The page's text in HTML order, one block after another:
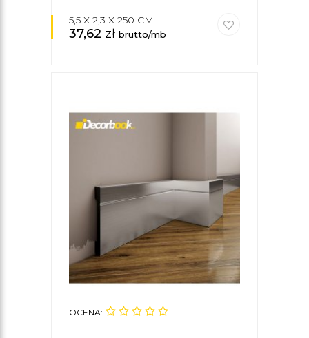
5,5 X 2,3 X 250 CM
37,62 zł brutto/mb
OCENA: